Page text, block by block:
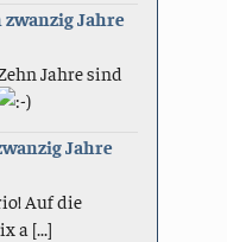
Jahre
Jahre sind
Jahre
Auf die
a [...]